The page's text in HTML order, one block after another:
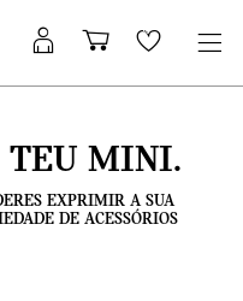
Iniciar
sessão
Carrinho
de
Wishlist
TEU MINI.
EXPRIMIR A SUA
DE ACESSÓRIOS